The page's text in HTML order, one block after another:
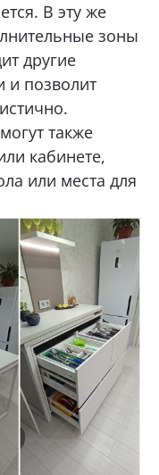
В эту же
зоны
другие
и позволит
также
кабинете,
или места для